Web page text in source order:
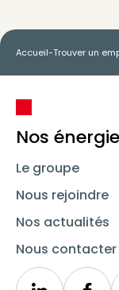
Accueil-Trouver un
Nos
Le groupe
Nous rejoindre
Nos actualités
Nous contacter